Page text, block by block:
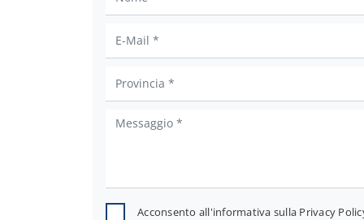
Acconsento all'informativa sulla Privacy